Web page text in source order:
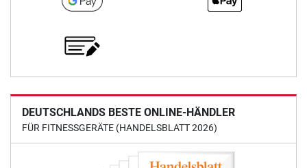
DEUTSCHLANDS BESTE ONLINE-HÄNDLER
FÜR FITNESSGERÄTE (HANDELSBLATT 2026)